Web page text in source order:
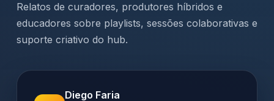
Relatos de curadores, produtores híbridos e
educadores sobre playlists, sessões colaborativas e
suporte criativo do hub.
Diego Faria